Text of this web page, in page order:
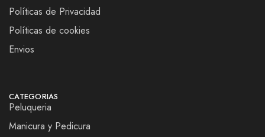
Políticas de Privacidad
Políticas de cookies
Envios
CATEGORIAS
Peluqueria
Manicura y Pedicura